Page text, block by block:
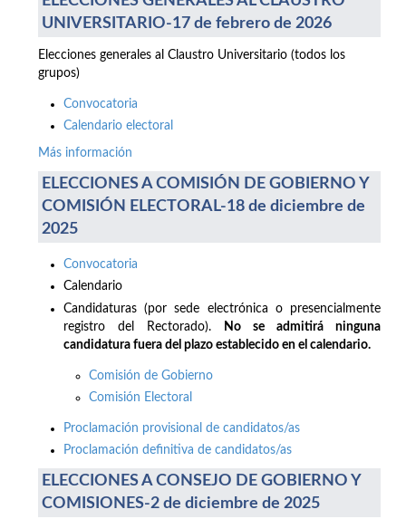
UNIVERSITARIO-17 de febrero de 2026
Elecciones generales al Claustro Universitario (todos los
grupos)
Convocatoria
Calendario electoral
Más información
ELECCIONES A COMISIÓN DE GOBIERNO Y
COMISIÓN ELECTORAL-18 de diciembre de
2025
Convocatoria
Calendario
Candidaturas (por sede electrónica o presencialmente
registro del Rectorado).
No se admitirá ninguna
candidatura fuera del plazo establecido en el calendario.
Comisión de Gobierno
Comisión Electoral
Proclamación provisional de candidatos/as
Proclamación definitiva de candidatos/as
ELECCIONES A CONSEJO DE GOBIERNO Y
COMISIONES-2 de diciembre de 2025